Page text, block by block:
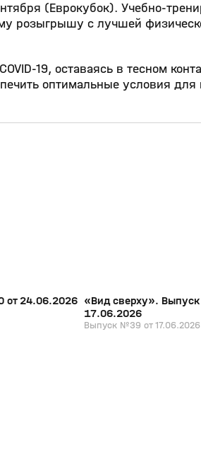
(Еврокубок). Учебно-
розыгрышу с лучшей
19, оставаясь в тесном
оптимальные условия для
от 24.06.2026 «Вид сверху».
17.06.2026
Выпуск №39 от 17.06.2026